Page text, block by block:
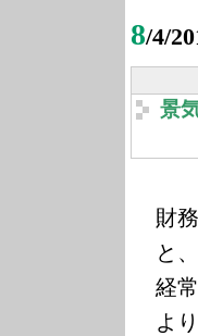
8/4/
景
財
と
経
よ